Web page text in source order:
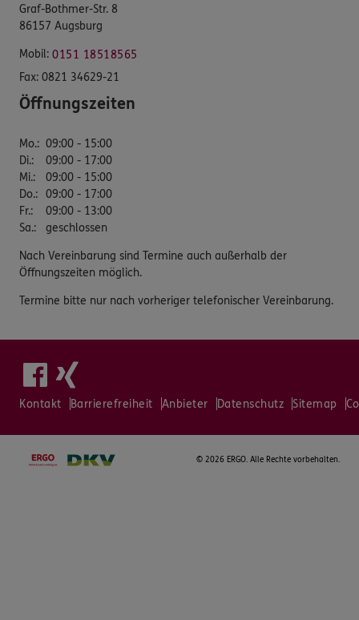
Graf-Bothmer-Str. 8
86157 Augsburg
Mobil: 0151 18518565
Fax: 0821 34629-21
Öffnungszeiten
Mo.: 09:00 - 15:00
Di.:
09:00 - 17:00
Mi.:
09:00 - 15:00
Do.: 09:00 - 17:00
Fr.:
09:00 - 13:00
Sa.: geschlossen
Nach Vereinbarung sind Termine auch außerhalb der
Öffnungszeiten möglich.
Termine bitte nur nach vorheriger telefonischer Vereinbarung.
Kontakt Barrierefreiheit Anbieter Datenschutz Sitemap
© 2026 ERGO. Alle Rechte vorbehalten.